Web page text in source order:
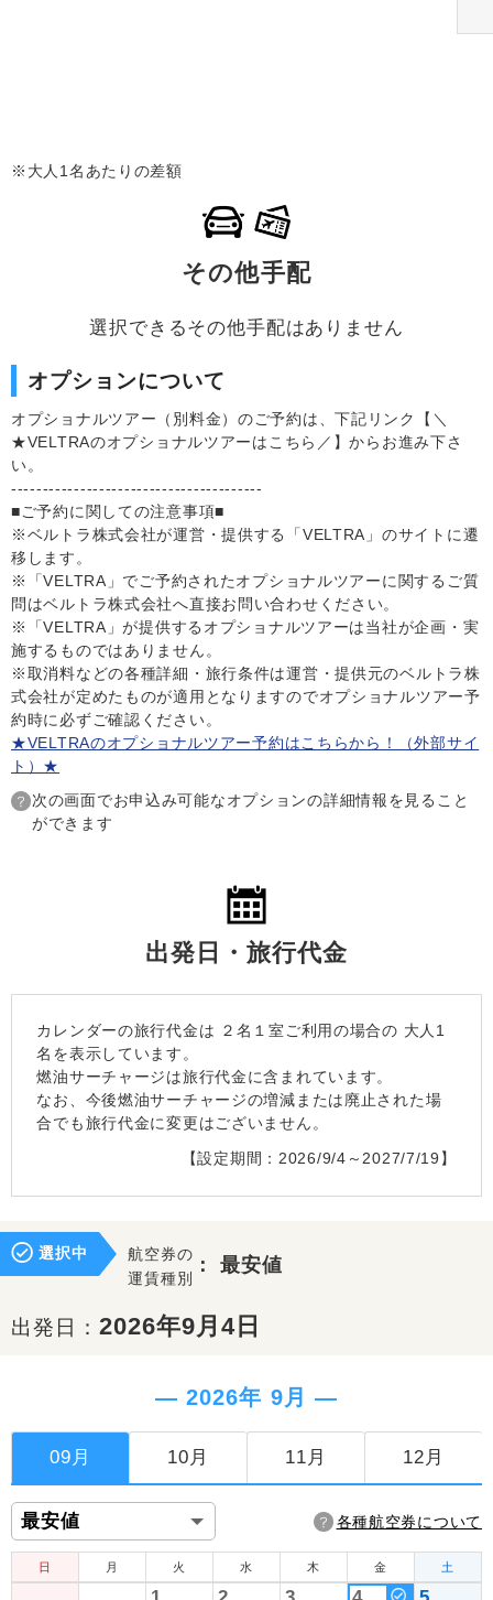
※大人1名あたりの差額
その他手配
選択できるその他手配はありません
オプションについて
オプショナルツアー（別料金）のご予約は、下記リンク【＼
★VELTRAのオプショナルツアーはこちら／】からお進み下さ
い。
----------------------------------------
■ご予約に関しての注意事項■
※ベルトラ株式会社が運営・提供する「VELTRA」のサイトに遷
移します。
※「VELTRA」でご予約されたオプショナルツアーに関するご質
問はベルトラ株式会社へ直接お問い合わせください。
※「VELTRA」が提供するオプショナルツアーは当社が企画・実
施するものではありません。
※取消料などの各種詳細・旅行条件は運営・提供元のベルトラ株
式会社が定めたものが適用となりますのでオプショナルツアー予
約時に必ずご確認ください。
★VELTRAのオプショナルツアー予約はこちらから！（外部サイ
ト）★
次の画面でお申込み可能なオプションの詳細情報を見ること
ができます
出発日・旅行代金
カレンダーの旅行代金は ２名１室 ご利用の場合の 大人1
名を表示しています。
燃油サーチャージは旅行代金に含まれています。
なお、今後燃油サーチャージの増減または廃止された場
合でも旅行代金に変更はございません。
【設定期間：2026/9/4～2027/7/19】
選択中
航空券の
運賃種別
：最安値
出発日： 2026年9月4日
― 2026年 9月 ―
09月 10月 11月 12月
各種航空券について
日 月 火 水 木 金 土